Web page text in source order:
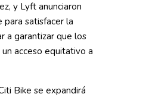
y Lyft anunciaron
para satisfacer la
a garantizar que los
acceso equitativo a
Bike se expandirá